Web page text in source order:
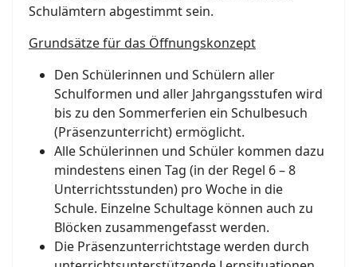
Schulämtern abgestimmt sein.
Grundsätze für das Öffnungskonzept
Den Schülerinnen und Schülern aller
Schulformen und aller Jahrgangsstufen wird
bis zu den Sommerferien ein Schulbesuch
(Präsenzunterricht) ermöglicht.
Alle Schülerinnen und Schüler kommen dazu
mindestens einen Tag (in der Regel 6 – 8
Unterrichtsstunden) pro Woche in die
Schule. Einzelne Schultage können auch zu
Blöcken zusammengefasst werden.
Die Präsenzunterrichtstage werden durch